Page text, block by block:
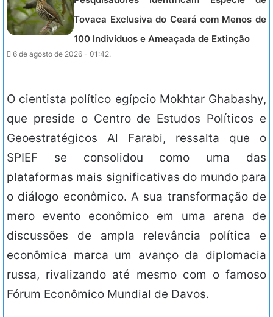
Tovaca Exclusiva do Ceará com Menos de
100 Indivíduos e Ameaçada de Extinção
6 de agosto de 2026 - 01:42.
O cientista político egípcio Mokhtar Ghabashy,
que preside o Centro de Estudos Políticos e
Geoestratégicos Al Farabi, ressalta que o
SPIEF se consolidou como uma das
plataformas mais significativas do mundo para
o diálogo econômico. A sua transformação de
mero evento econômico em uma arena de
discussões de ampla relevância política e
econômica marca um avanço da diplomacia
russa, rivalizando até mesmo com o famoso
Fórum Econômico Mundial de Davos.